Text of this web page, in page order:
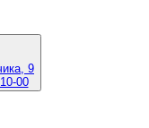
9
00